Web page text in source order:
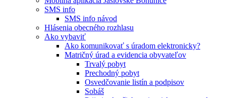
SMS info
SMS info návod
Hlásenia obecného rozhlasu
Ako vybaviť
Ako komunikovať s úradom elektronicky?
Matričný úrad a evidencia obyvateľov
Trvalý pobyt
Prechodný pobyt
Osvedčovanie listín a podpisov
Sobáš